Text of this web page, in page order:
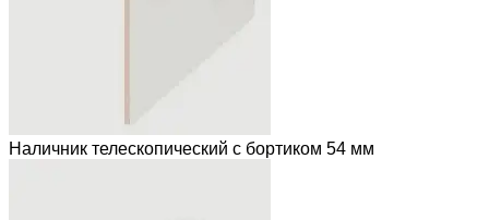
Наличник телескопический с бортиком 54 мм